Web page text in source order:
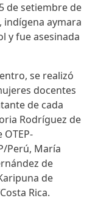
de setiembre de
indígena aymara
y fue asesinada
se realizó
docentes
de cada
Rodríguez de
Perú, María
de
de
Rica.